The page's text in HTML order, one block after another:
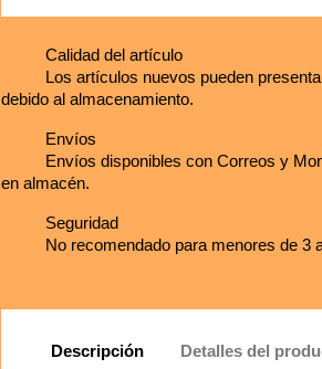
Calidad del artículo
Los artículos nuevos pueden
debido al almacenamiento.
Envíos
Envíos disponibles con Correos y
en almacén.
Seguridad
No recomendado para menores de 3
Descripción Detalles del